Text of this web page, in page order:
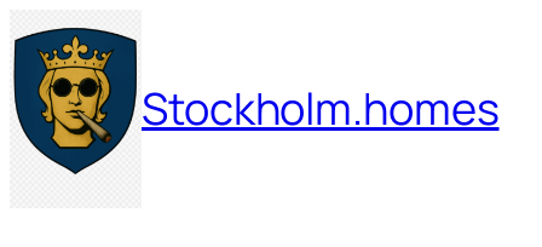
Hoppa
till
innehåll
Stockholm.homes